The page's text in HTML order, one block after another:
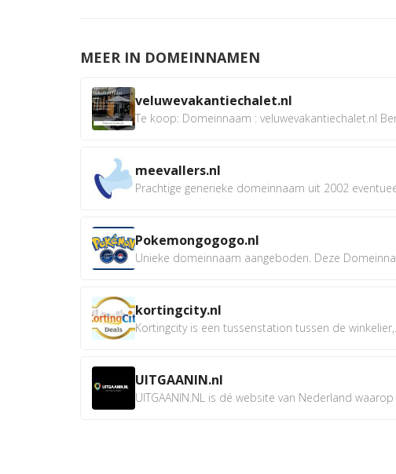
MEER IN DOMEINNAMEN
veluwevakantiechalet.nl
Te koop: Domeinnaam : veluwevakantiechalet.nl
meevallers.nl
Prachtige generieke domeinnaam uit 2002
Pokemongogogo.nl
Unieke domeinnaam aangeboden. Deze
kortingcity.nl
Kortingcity is een tussenstation tussen de winkelier,...
UITGAANIN.nl
UITGAANIN.NL is dé website van Nederland waarop